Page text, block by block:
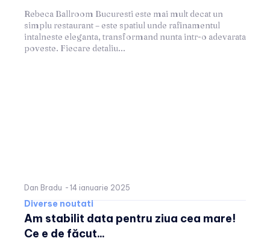
Rebeca Ballroom Bucuresti este mai mult decat un
simplu restaurant – este spatiul unde rafinamentul
intalneste eleganta, transformand nunta intr-o adevarata
poveste. Fiecare detaliu...
Dan Bradu - 14 ianuarie 2025
Diverse noutati
Am stabilit data pentru ziua cea mare!
Ce e de făcut...